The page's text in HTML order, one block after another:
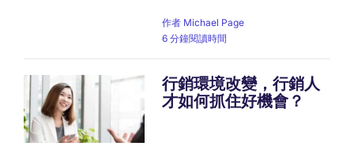
作者 Michael Page
6 分鐘閱讀時間
行銷環境改變，行銷人
才如何抓住好機會？